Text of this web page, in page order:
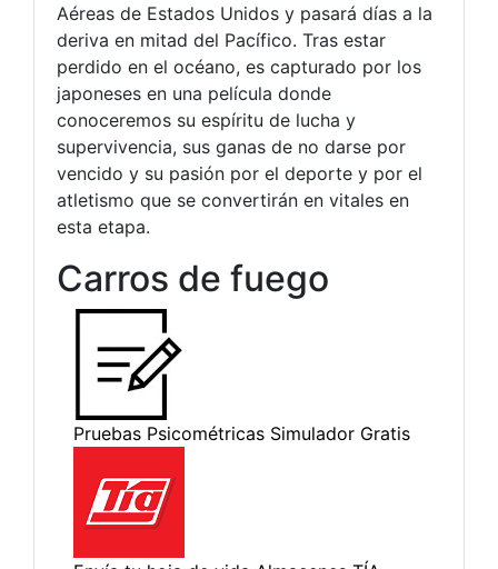
Aéreas de Estados Unidos y pasará días a la
deriva en mitad del Pacífico. Tras estar
perdido en el océano, es capturado por los
japoneses en una película donde
conoceremos su espíritu de lucha y
supervivencia, sus ganas de no darse por
vencido y su pasión por el deporte y por el
atletismo que se convertirán en vitales en
esta etapa.
Carros de fuego